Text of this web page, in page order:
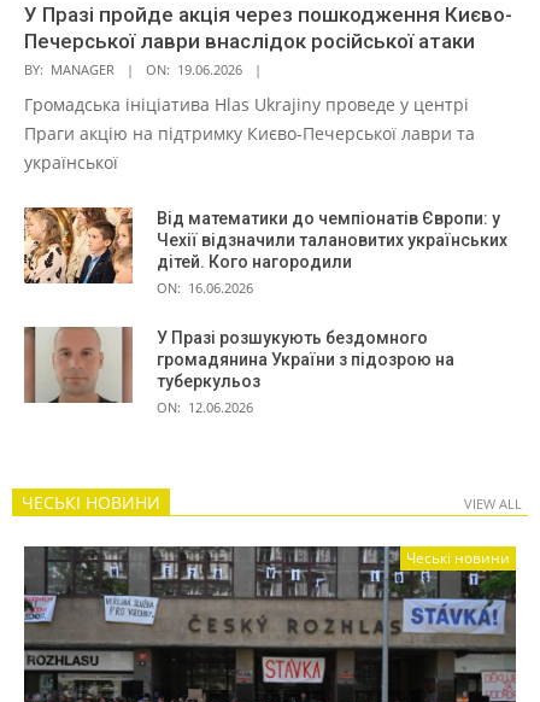
У Празі пройде акція через пошкодження Києво-
Печерської лаври внаслідок російської атаки
BY: MANAGER ON: 19.06.2026
Громадська ініціатива Hlas Ukrajiny проведе у центрі
Праги акцію на підтримку Києво-Печерської лаври та
української
Від математики до чемпіонатів Європи: у
Чехії відзначили талановитих українських
дітей. Кого нагородили
ON: 16.06.2026
У Празі розшукують бездомного
громадянина України з підозрою на
туберкульоз
ON: 12.06.2026
ЧЕСЬКІ НОВИНИ VIEW ALL
Чеські новини